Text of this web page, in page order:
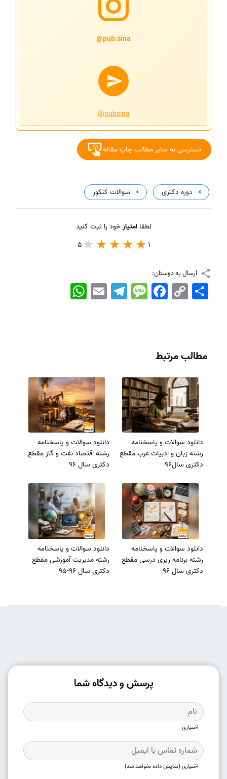
pub.sina@
@pubsina
دسترسی به سایر مطالب چاپ مقاله
دوره دکتری سوالات کنکور
لطفاامتیازخود را ثبت کنید
1
5
ارسال به دوستان:
WhatsApp EmailTelegramMessageFacebook Copy
Link
اشتراک
مطالب مرتبط
دانلود سوالات و پاسخنامه
رشته زبان و ادبیات عرب مقطع
دکتری سال96
دانلود سوالات و پاسخنامه
رشته اقتصاد نفت و گاز مقطع
دکتری سال 96
دانلود سوالات و پاسخنامه
رشته برنامه ریزی درسی مقطع
دکتری سال 96
دانلود سوالات و پاسخنامه
رشته مدیریت آموزشی مقطع
دکتری سال 96-95
پرسش و دیدگاه شما
اختیاری
اختیاری (نمایش داده نخواهد شد)